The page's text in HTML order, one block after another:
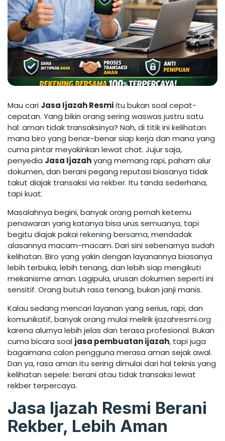
Mau cari Jasa Ijazah Resmiitu bukan soal cepat-
cepatan. Yang bikin orang sering waswas justru satu
hal: aman tidak transaksinya? Nah, di titik ini kelihatan
mana biro yang benar-benar siap kerja dan mana yang
cuma pintar meyakinkan lewat chat. Jujur saja,
penyedia Jasa Ijazahyang memang rapi, paham alur
dokumen, dan berani pegang reputasi biasanya tidak
takut diajak transaksi via rekber. Itu tanda sederhana,
tapi kuat.
Masalahnya begini, banyak orang pernah ketemu
penawaran yang katanya bisa urus semuanya, tapi
begitu diajak pakairekening bersama, mendadak
alasannya macam-macam. Dari sini sebenarnya sudah
kelihatan. Biro yang yakin dengan layanannya biasanya
lebih terbuka, lebih tenang, dan lebih siap mengikuti
mekanisme aman. Lagipula, urusan dokumen seperti ini
sensitif. Orang butuh rasa tenang, bukan janji manis.
Kalau sedang mencari layanan yang serius, rapi, dan
komunikatif, banyak orang mulai melirikijazahresmi.org
karena alurnya lebih jelas dan terasa profesional. Bukan
cuma bicara soal jasa pembuatan ijazah, tapi juga
bagaimana calon pengguna merasa aman sejak awal.
Dan ya, rasa aman itu sering dimulai dari hal teknis yang
kelihatan sepele: berani atau tidak transaksi lewat
rekber terpercaya.
Jasa Ijazah Resmi Berani
Rekber, Lebih Aman